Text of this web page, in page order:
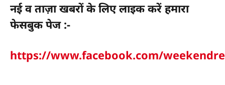
नई व ताज़ा खबरों के लिए लाइक करें हमारा
फेसबुक पेज :-
https://www.facebook.com/